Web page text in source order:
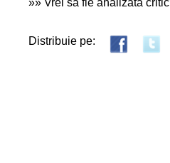
»» Vrei să fie analizată
Distribuie pe: